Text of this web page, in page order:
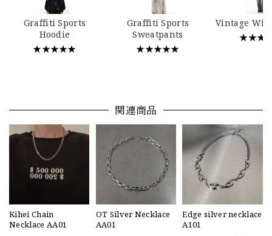
Graffiti Sports
Hoodie
★★★★★
Graffiti Sports
Sweatpants
★★★★★
Vintage
関連商品
Kihei Chain
Necklace AA01
OT Silver Necklace
AA01
Edge silver necklace
A101